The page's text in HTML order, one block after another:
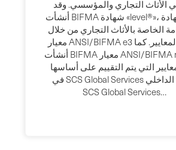
الأثاث التجاري والمؤسسي. وقد
أنشأت BIFMA شهادة «level®»، وهي شهادة
الخاصة بالأثاث التجاري من خلال
معيار ANSI/BIFMA e3 متعدد المعايير. كما
أنشأت BIFMA معيار ANSI/BIFMA m7، وهو
التي يتم التقييم على أساسها
في SCS Global Services الهواء الداخلي
SCS Global Services…